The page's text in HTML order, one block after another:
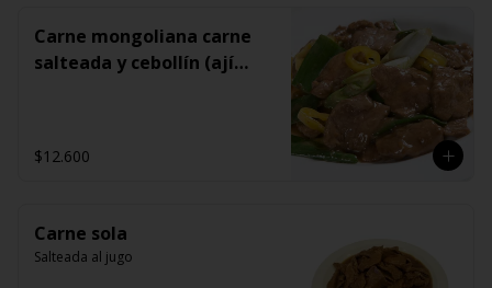
Carne mongoliana carne
salteada y cebollín (ají
$12.600
Carne sola
Salteada al jugo